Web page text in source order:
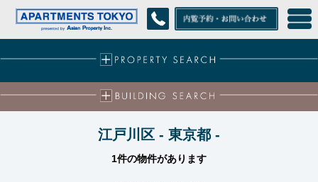
江戸川区 - 東京都 -
1件の物件があります